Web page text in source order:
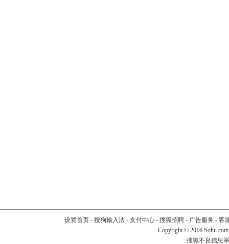
设置首页- 搜狗输入法- 支付中心- 搜狐招聘- 广告服务 - 客
Copyright © 2016
搜狐不良信息